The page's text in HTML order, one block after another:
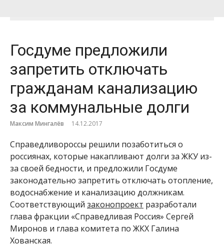
Госдуме предложили
запретить отключать
гражданам канализацию
за коммунальные долги
Максим Мингалёв 14.12.2017
Справедливороссы решили позаботиться о
россиянах, которые накапливают долги за ЖКУ из-
за своей бедности, и предложили Госдуме
законодательно запретить отключать отопление,
водоснабжение и канализацию должникам.
Соответствующий законопроект разработали
глава фракции «Справедливая Россия» Сергей
Миронов и глава комитета по ЖКХ Галина
Хованская.